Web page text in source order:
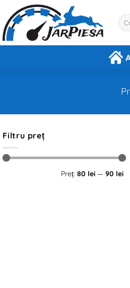
Filtru preț
Preț: 80 lei — 90 lei